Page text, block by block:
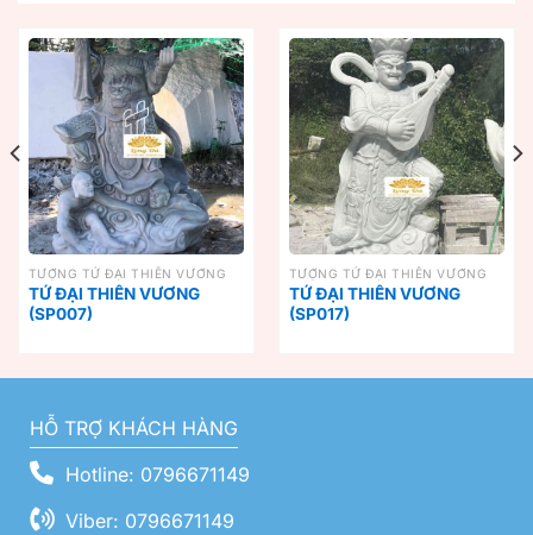
TƯỢNG TỨ ĐẠI THIÊN VƯƠNG
TỨ ĐẠI THIÊN VƯƠNG
(SP007)
TƯỢNG TỨ ĐẠI THIÊN VƯƠNG
TỨ ĐẠI THIÊN VƯƠNG
(SP017)
HỖ TRỢ KHÁCH HÀNG
Hotline: 0796671149
Viber: 0796671149